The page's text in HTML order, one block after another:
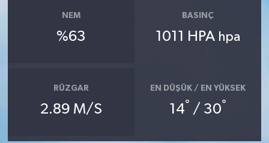
NEM
%63
BASINÇ
1011 HPA hpa
RÜZGAR
2.89 M/S
EN DÜŞÜK / EN YÜKSEK
14° / 30°